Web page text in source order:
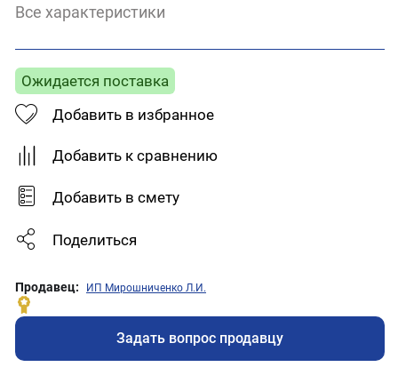
Страна производитель:
Все характеристики
Ожидается поставка
Добавить в избранное
Добавить к сравнению
Добавить в смету
Поделиться
Продавец: ИП Мирошниченко Л.И.
Задать вопрос продавцу